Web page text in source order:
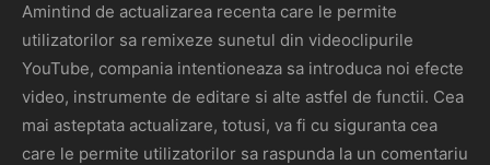
Amintind de actualizarea recenta care le permite
utilizatorilor sa remixeze sunetul din videoclipurile
YouTube, compania intentioneaza sa introduca noi efecte
video, instrumente de editare si alte astfel de functii. Cea
mai asteptata actualizare, totusi, va fi cu siguranta cea
care le permite utilizatorilor sa raspunda la un comentariu